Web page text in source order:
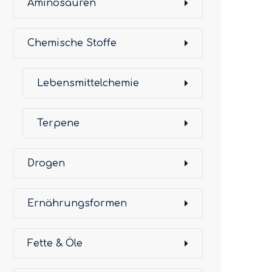
Aminosäuren
Chemische Stoffe
Lebensmittelchemie
Terpene
Drogen
Ernährungsformen
Fette & Öle